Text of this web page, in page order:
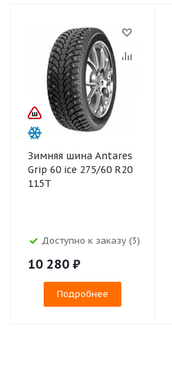
Зимняя шина Antares
Grip 60 ice 275/60 R20
115T
Доступно к заказу (3)
10 280 ₽
Подробнее